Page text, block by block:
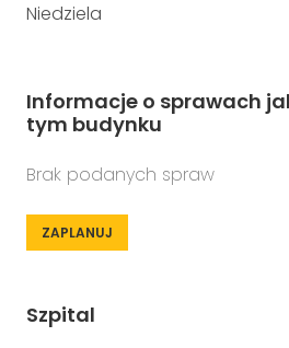
Niedziela
Informacje o sprawach
tym budynku
Brak podanych spraw
ZAPLANUJ
Szpital